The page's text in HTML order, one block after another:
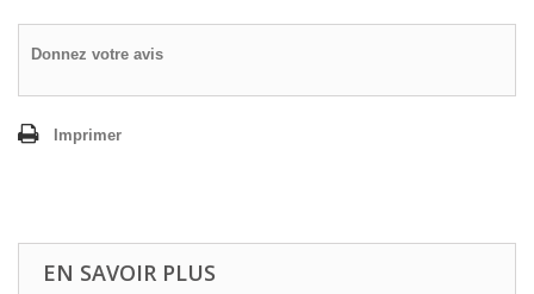
Donnez votre avis
Imprimer
EN SAVOIR PLUS